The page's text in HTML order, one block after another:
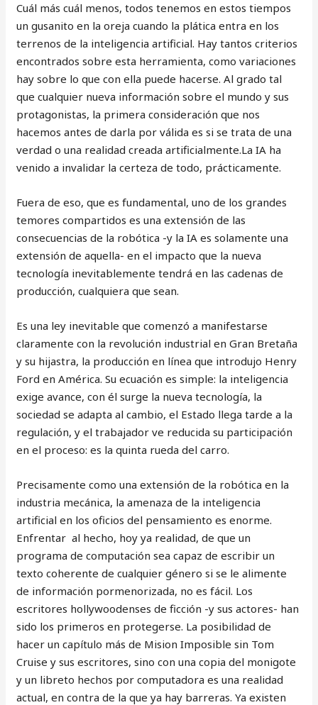
Cuál más cuál menos, todos tenemos en estos tiempos
un gusanito en la oreja cuando la plática entra en los
terrenos de la inteligencia artificial. Hay tantos criterios
encontrados sobre esta herramienta, como variaciones
hay sobre lo que con ella puede hacerse. Al grado tal
que cualquier nueva información sobre el mundo y sus
protagonistas, la primera consideración que nos
hacemos antes de darla por válida es si se trata de una
verdad o una realidad creada artificialmente.La IA ha
venido a invalidar la certeza de todo, prácticamente.
Fuera de eso, que es fundamental, uno de los grandes
temores compartidos es una extensión de las
consecuencias de la robótica -y la IA es solamente una
extensión de aquella- en el impacto que la nueva
tecnología inevitablemente tendrá en las cadenas de
producción, cualquiera que sean.
Es una ley inevitable que comenzó a manifestarse
claramente con la revolución industrial en Gran Bretaña
y su hijastra, la producción en línea que introdujo Henry
Ford en América. Su ecuación es simple: la inteligencia
exige avance, con él surge la nueva tecnología, la
sociedad se adapta al cambio, el Estado llega tarde a la
regulación, y el trabajador ve reducida su participación
en el proceso: es la quinta rueda del carro.
Precisamente como una extensión de la robótica en la
industria mecánica, la amenaza de la inteligencia
artificial en los oficios del pensamiento es enorme.
Enfrentar al hecho, hoy ya realidad, de que un
programa de computación sea capaz de escribir un
texto coherente de cualquier género si se le alimente
de información pormenorizada, no es fácil. Los
escritores hollywoodenses de ficción -y sus actores- han
sido los primeros en protegerse. La posibilidad de
hacer un capítulo más de Mision Imposible sin Tom
Cruise y sus escritores, sino con una copia del monigote
y un libreto hechos por computadora es una realidad
actual, en contra de la que ya hay barreras. Ya existen